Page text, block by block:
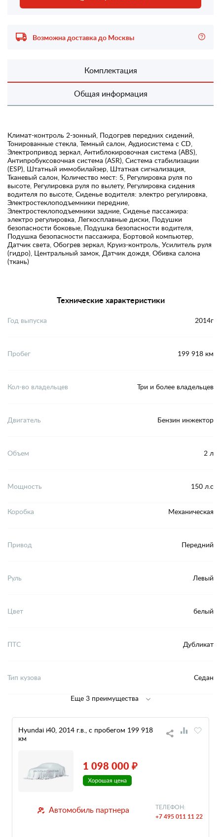
Возможна доставка до Москвы
Комплектация
Общая информация
Климат-контроль 2-зонный, Подогрев передних сидений,
Тонированные стекла, Темный салон, Аудиосистема с CD,
Электропривод зеркал, Антиблокировочная система (ABS),
Антипробуксовочная система (ASR), Система стабилизации
(ESP), Штатный иммобилайзер, Штатная сигнализация,
Тканевый салон, Количество мест: 5, Регулировка руля по
высоте, Регулировка руля по вылету, Регулировка сидения
водителя по высоте, Сиденье водителя: электро регулировка,
Электростеклоподъемники передние,
Электростеклоподъемники задние, Сиденье пассажира:
электро регулировка, Легкосплавные диски, Подушки
безопасности боковые, Подушка безопасности водителя,
Подушка безопасности пассажира, Бортовой компьютер,
Датчик света, Обогрев зеркал, Круиз-контроль, Усилитель руля
(гидро), Центральный замок, Датчик дождя, Обивка салона
(ткань)
Технические характеристики
Год выпуска 2014г
Пробег 199 918 км
Кол-во владельцев Три и более владельцев
Двигатель Бензин инжектор
Объем 2 л
Мощность 150 л.с
Коробка Механическая
Привод Передний
Руль Левый
Цвет белый
ПТС Дубликат
Тип кузова Седан
Еще 3 преимущества
Hyundai i40, 2014 г.в., с пробегом 199 918
км
1 098 000 ₽
Автомобиль партнера ТЕЛЕФОН:
+7 495 011 11 22